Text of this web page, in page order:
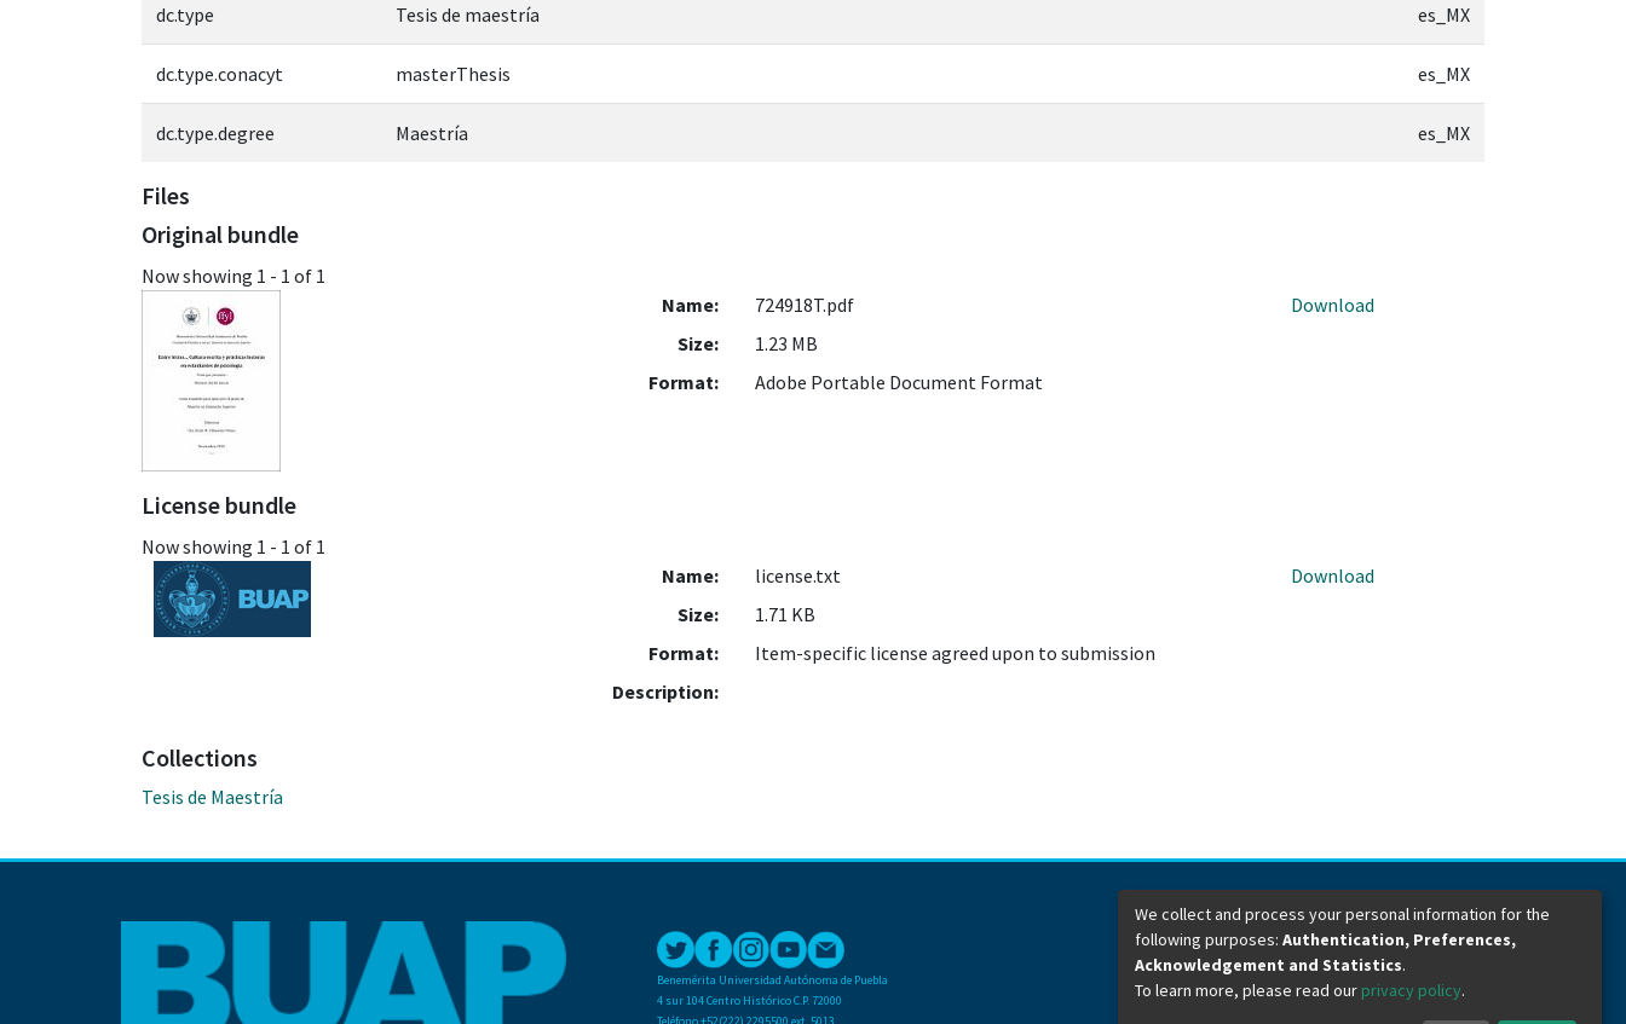
dc.type Tesis de maestría es_MX
dc.type.conacyt masterThesis es_MX
dc.type.degree Maestría es_MX
Files
Original bundle
Now showing 1 - 1 of 1
Name:
724918T.pdf
Size:
1.23 MB
Format:
Adobe Portable Document Format
Download
License bundle
Now showing 1 - 1 of 1
Name:
license.txt
Size:
1.71 KB
Format:
Item-specific license agreed upon to submission
Description:
Download
Collections
Tesis de Maestría
Benemérita Universidad Autónoma de Puebla
4 sur 104 Centro Histórico C.P. 72000
Teléfono +52(222) 2295500 ext. 5013
Dirección General de Bibliotecas
Boulevard Valsequillo y Av. de las Torres
Ciudad Universitaria. Col. San Manuel
We collect and process your personal information for the
following purposes: Authentication, Preferences,
Acknowledgement and Statistics.
To learn more, please read our privacy policy.